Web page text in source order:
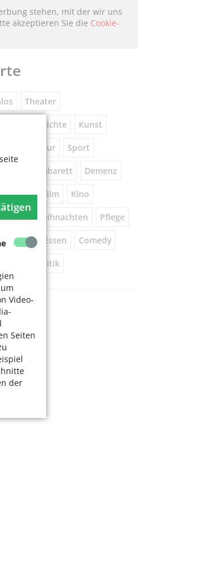
Video-
Seiten
der
stehen, mit der wir uns
akzeptieren Sie die Cookie-
Theater
Geschichte Kunst
Literatur Sport
Kabarett Demenz
Film Kino
Weihnachten Pflege
Vortrag Essen Comedy
Politik